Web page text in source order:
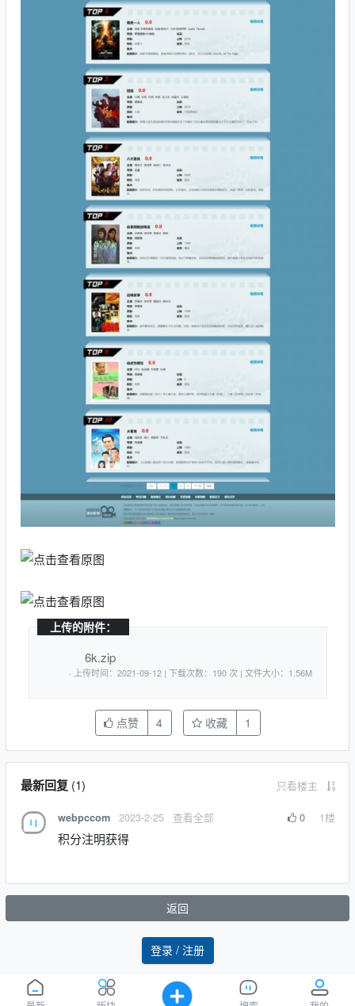
登录 / 注册
上传的附件：
6k.zip
· 上传时间：2021-09-12 | 下载次数：190 次 | 文件大小：1.56M
点赞 4 收藏 1
最新回复(1) 只看楼主
webpccom 2023-2-25 查看全部 0 1楼
积分注明获得
返回